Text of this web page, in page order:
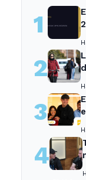
1
2
3
4